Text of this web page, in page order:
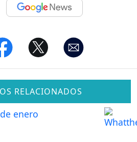
RELACIONADOS